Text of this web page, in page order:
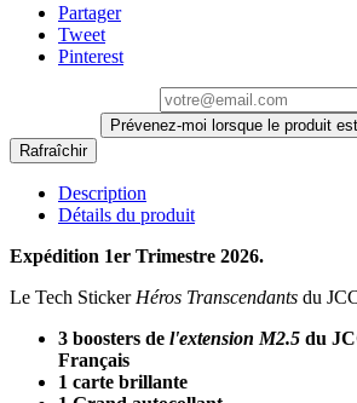
Partager
Tweet
Pinterest
Prévenez-moi lorsque le produit
Description
Détails du produit
Expédition 1er Trimestre 2026.
Le Tech Sticker Héros Transcendants du
3 boosters de l'extension M2.5 du
Français
1 carte brillante